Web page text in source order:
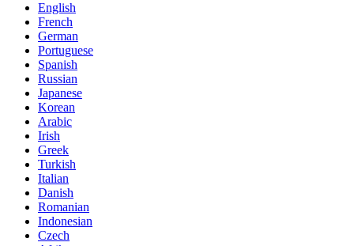
English
French
German
Portuguese
Spanish
Russian
Japanese
Korean
Arabic
Irish
Greek
Turkish
Italian
Danish
Romanian
Indonesian
Czech